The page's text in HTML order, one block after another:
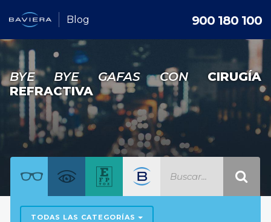
Blog 900 180 100
BYE BYE GAFAS CON CIRUGÍA
REFRACTIVA
TODAS LAS CATEGORÍAS